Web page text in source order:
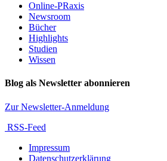
Online-PRaxis
Newsroom
Bücher
Highlights
Studien
Wissen
Blog als Newsletter abonnieren
Zur Newsletter-Anmeldung
RSS-Feed
Impressum
Datenschutzerklärung